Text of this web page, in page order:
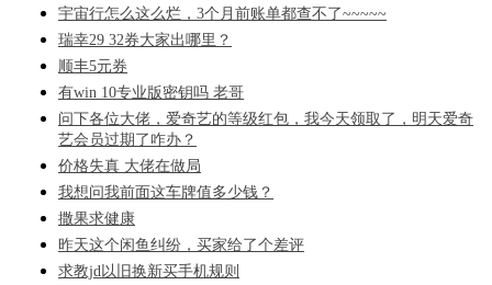
宇宙行怎么这么烂，3个月前账单都查不了~~~~~
瑞幸29 32券大家出哪里？
顺丰5元券
有win 10专业版密钥吗 老哥
问下各位大佬，爱奇艺的等级红包，我今天领取了，明天爱奇
艺会员过期了咋办？
价格失真 大佬在做局
我想问我前面这车牌值多少钱？
撒果求健康
昨天这个闲鱼纠纷，买家给了个差评
求教jd以旧换新买手机规则